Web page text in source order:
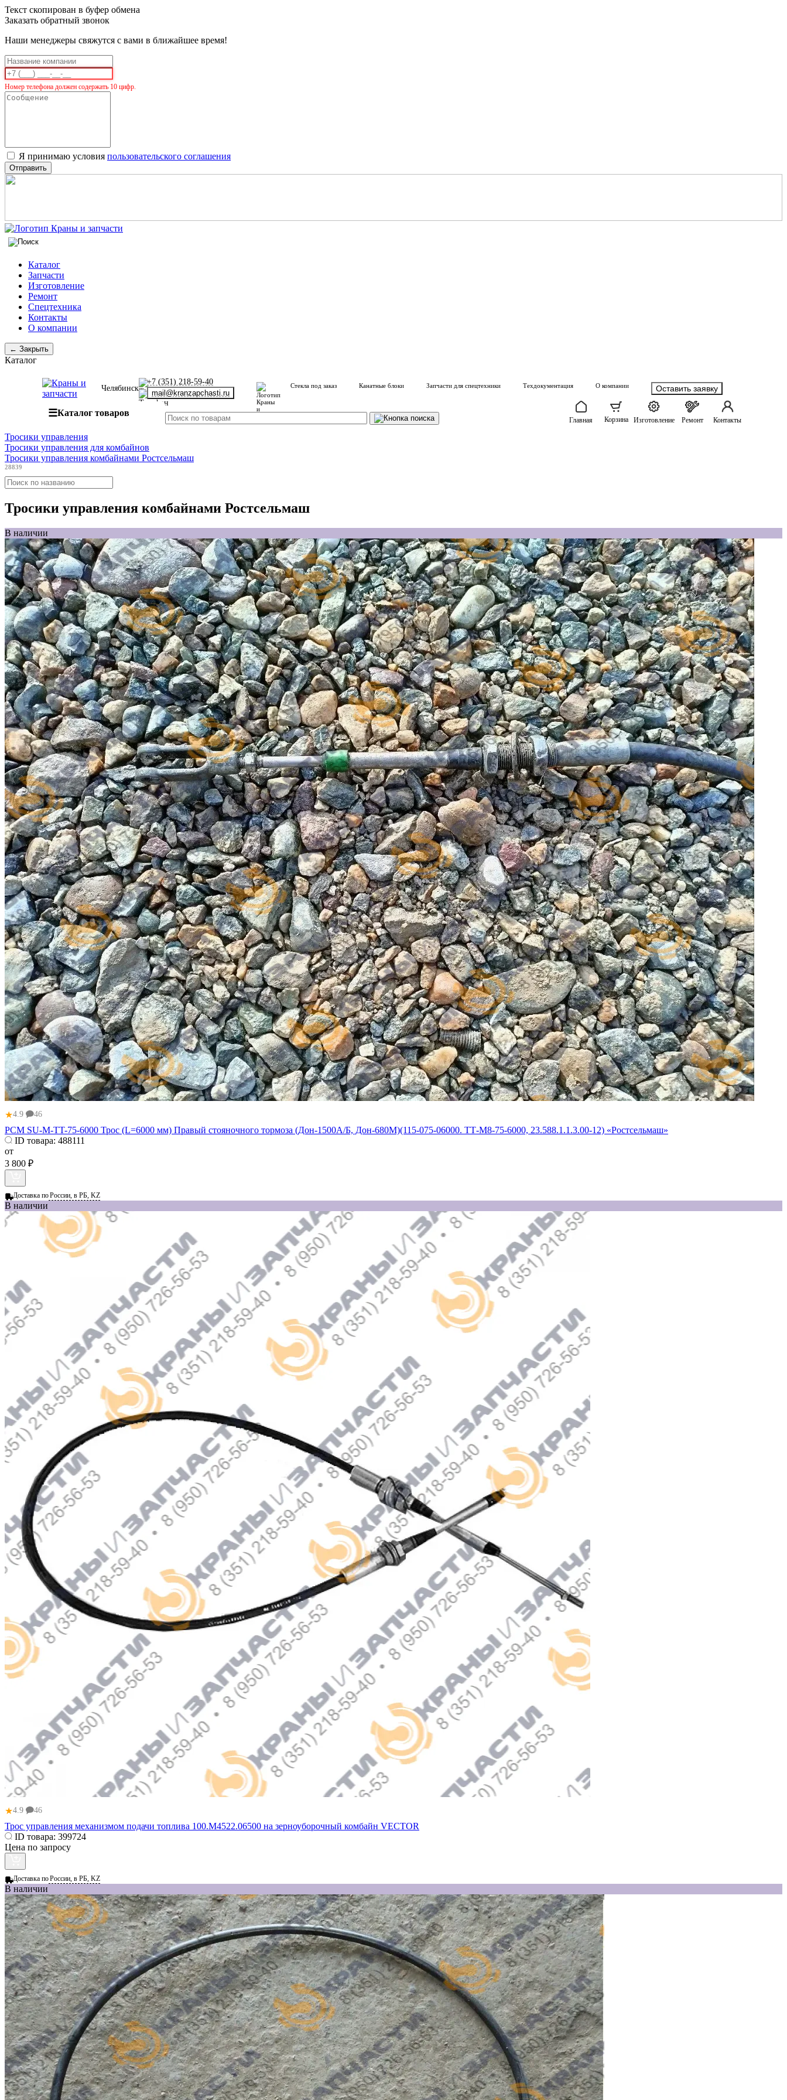
Текст скопирован в буфер обмена
Заказать обратный звонок
Наши менеджеры свяжутся с вами в ближайшее время!
Номер телефона должен содержать 10 цифр.
Я принимаю условия пользовательского соглашения
Отправить
Каталог
Запчасти
Изготовление
Ремонт
Спецтехника
Контакты
О компании
← Закрыть
Каталог
Челябинск
+7 (351) 218-59-40
mail@kranzapchasti.ru
Стекла под заказ Канатные блоки Запчасти для спецтехники Техдокументация О компании Оставить заявку
☰Каталог товаров
Главная Корзина Изготовление Ремонт Контакты
Тросики управления
Тросики управления для комбайнов
Тросики управления комбайнами Ростсельмаш
28839
Тросики управления комбайнами Ростсельмаш
В наличии
★4.9 46
РСМ SU-M-TT-75-6000 Трос (L=6000 мм) Правый стояночного тормоза (Дон-1500А/Б, Дон-680М)(115-075-06000. ТТ-М8-75-6000, 23.588.1.1.3.00-12) «Ростсельмаш»
ID товара: 488111
от
3 800 ₽
Доставка поРоссии, в РБ, KZ
В наличии
★4.9 46
Трос управления механизмом подачи топлива 100.М4522.06500 на зерноуборочный комбайн VECTOR
ID товара: 399724
Цена по запросу
Доставка поРоссии, в РБ, KZ
В наличии